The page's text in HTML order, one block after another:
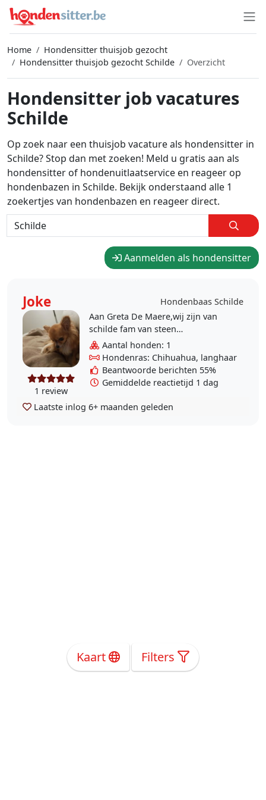
Home
Hondensitter thuisjob gezocht
Hondensitter thuisjob gezocht Schilde
Overzicht
Hondensitter job vacatures
Schilde
Op zoek naar een thuisjob vacature als hondensitter in
Schilde? Stop dan met zoeken! Meld u gratis aan als
hondensitter of hondenuitlaatservice en reageer op
hondenbazen in Schilde. Bekijk onderstaand alle 1
zoekertjes van hondenbazen en reageer direct.
Aanmelden als hondensitter
Joke Hondenbaas Schilde
1 review
Aan Greta De Maere,wij zijn van
schilde fam van steen
turnhoutsebaan schilde en hebben
een kl chihuahua,en zoeken een
lieve oppas tijdens wij op..
Aantal honden: 1
Hondenras: Chihuahua, langhaar
Beantwoorde berichten 55%
Gemiddelde reactietijd 1 dag
Laatste inlog 6+ maanden geleden
Kaart Filters